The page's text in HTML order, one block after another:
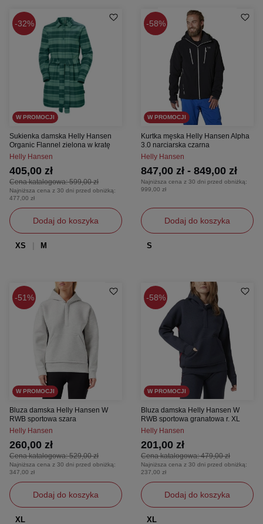
32%
W PROMOCJI
Sukienka damska Helly Hansen
Organic Flannel zielona w kratę
Helly Hansen
Cena katalogowa:599,00 zł
405,00 zł
Najniższa cena z 30 dni przed obniżką:
477,00 zł
Dodaj do koszyka
XS M
58%
W PROMOCJI
Kurtka męska Helly Hansen Alpha
3.0 narciarska czarna
Helly Hansen
847,00 zł - 849,00 zł
Najniższa cena z 30 dni przed obniżką:
999,00 zł
Dodaj do koszyka
S
51%
W PROMOCJI
Bluza damska Helly Hansen W
RWB sportowa szara
Helly Hansen
Cena katalogowa:529,00 zł
260,00 zł
Najniższa cena z 30 dni przed obniżką:
347,00 zł
Dodaj do koszyka
XL
58%
W PROMOCJI
Bluza damska Helly Hansen W
RWB sportowa granatowa r. XL
Helly Hansen
Cena katalogowa:479,00 zł
201,00 zł
Najniższa cena z 30 dni przed obniżką:
237,00 zł
Dodaj do koszyka
XL